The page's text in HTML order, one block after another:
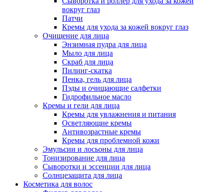
вокруг глаз
Патчи
Кремы для ухода за кожей вокруг глаз
Очищение для лица
Энзимная пудра для лица
Мыло для лица
Скраб для лица
Пилинг-скатка
Пенка, гель для лица
Пэды и очищающие салфетки
Гидрофильное масло
Кремы и гели для лица
Кремы для увлажнения и питания
Осветляющие кремы
Антивозрастные кремы
Кремы для проблемной кожи
Эмульсии и лосьоны для лица
Тонизирование для лица
Сыворотки и эссенции для лица
Солнцезащита для лица
Косметика для волос